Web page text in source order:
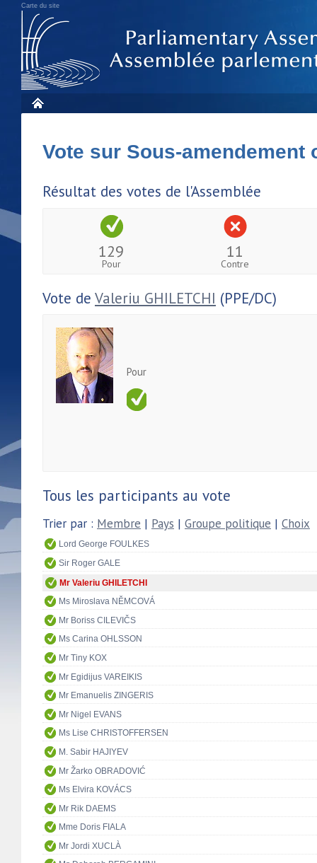
Carte du site
Vote sur Sous-amendement
Résultat des votes de l'Assemblée
129
Pour
11
Contre
Vote de Valeriu GHILETCHI (PPE/DC)
Pour
Tous les participants au vote
Trier par : Membre | Pays | Groupe politique | Choix
Lord George FOULKES
Sir Roger GALE
Mr Valeriu GHILETCHI
Ms Miroslava NĚMCOVÁ
Mr Boriss CILEVIČS
Ms Carina OHLSSON
Mr Tiny KOX
Mr Egidijus VAREIKIS
Mr Emanuelis ZINGERIS
Mr Nigel EVANS
Ms Lise CHRISTOFFERSEN
M. Sabir HAJIYEV
Mr Žarko OBRADOVIĆ
Ms Elvira KOVÁCS
Mr Rik DAEMS
Mme Doris FIALA
Mr Jordi XUCLÀ